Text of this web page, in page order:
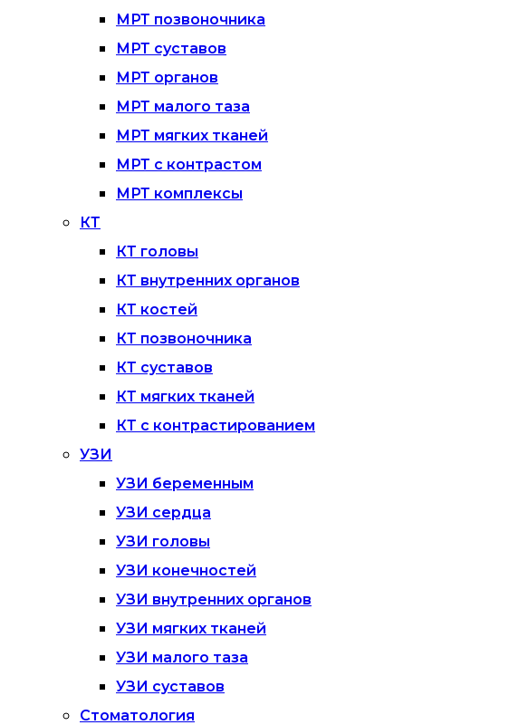
МРТ позвоночника
МРТ суставов
МРТ органов
МРТ малого таза
МРТ мягких тканей
МРТ с контрастом
МРТ комплексы
КТ
КТ головы
КТ внутренних органов
КТ костей
КТ позвоночника
КТ суставов
КТ мягких тканей
КТ с контрастированием
УЗИ
УЗИ беременным
УЗИ сердца
УЗИ головы
УЗИ конечностей
УЗИ внутренних органов
УЗИ мягких тканей
УЗИ малого таза
УЗИ суставов
Стоматология